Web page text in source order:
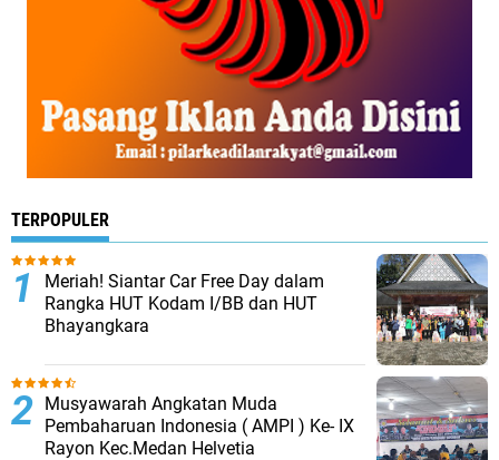
TERPOPULER
Meriah! Siantar Car Free Day dalam
Rangka HUT Kodam I/BB dan HUT
Bhayangkara
Musyawarah Angkatan Muda
Pembaharuan Indonesia ( AMPI ) Ke- IX
Rayon Kec.Medan Helvetia